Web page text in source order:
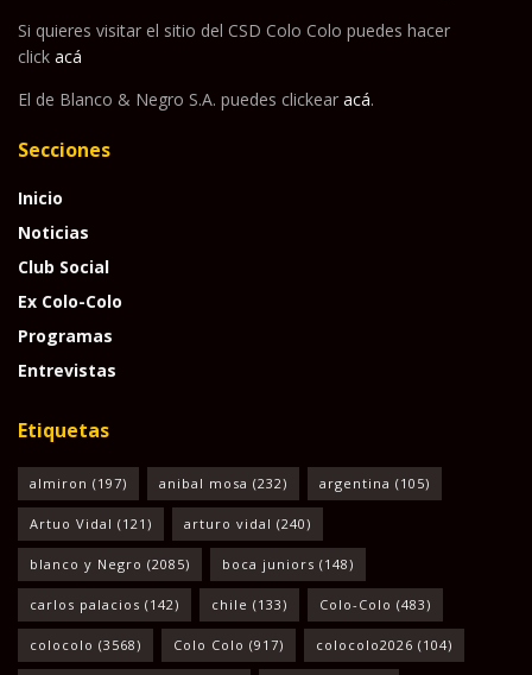
Si quieres visitar el sitio del CSD Colo Colo puedes hacer
click acá
El de Blanco & Negro S.A. puedes clickear acá.
Secciones
Inicio
Noticias
Club Social
Ex Colo-Colo
Programas
Entrevistas
Etiquetas
almiron (197) anibal mosa (232) argentina (105)
Artuo Vidal (121) arturo vidal (240)
blanco y Negro (2085) boca juniors (148)
carlos palacios (142) chile (133) Colo-Colo (483)
colocolo (3568) Colo Colo (917) colocolo2026 (104)